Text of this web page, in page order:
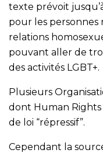
texte prévoit
pour les personnes
relations
pouvant aller de
des activités LGBT+.
Plusieurs
dont Human
de loi “répressif”.
Cependant la